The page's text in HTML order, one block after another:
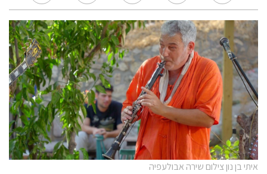
איתי בן נון צילום שירה אבולעפיה